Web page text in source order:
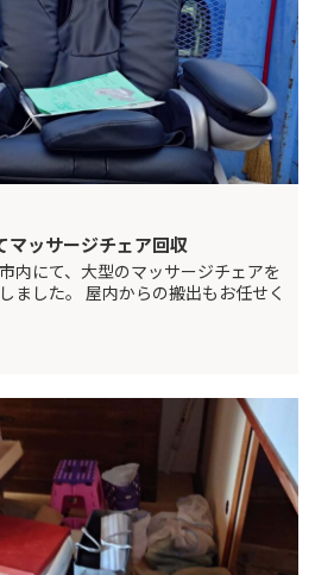
マッサージチェア回収
内にて、大型のマッサージチェアを
ました。 屋内からの搬出もお任せく